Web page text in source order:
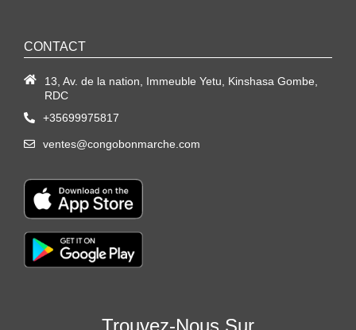
CONTACT
13, Av. de la nation, Immeuble Yetu, Kinshasa Gombe,
RDC
+35699975817
ventes@congobonmarche.com
Trouvez-Nous Sur